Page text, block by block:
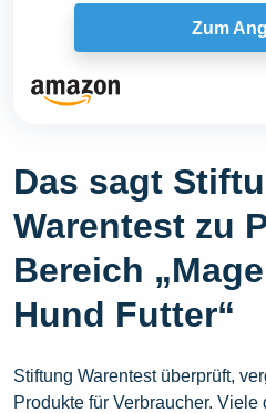
Zum
Das sagt
Warentest zu
Bereich
Hund Futter“
Stiftung Warentest überprüft,
Produkte für Verbraucher. Viele